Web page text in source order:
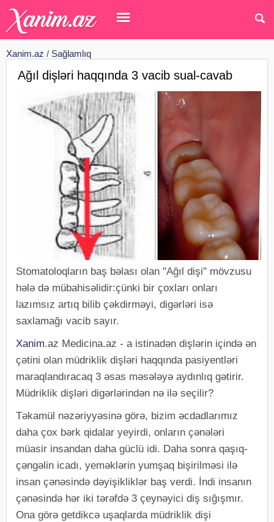
Xanim.az / Sağlamlıq
Ağıl dişləri haqqında 3 vacib sual-cavab
Stomatoloqların baş bəlası olan "Ağıl dişi" mövzusu
hələ də mübahisəlidir:çünki bir çoxları onları
lazımsız artıq bilib çəkdirməyi, digərləri isə
saxlamağı vacib sayır.
Xanim.az Medicina.az - a istinadən dişlərin içində ən
çətini olan müdriklik dişləri haqqında pasiyentləri
maraqlandıracaq 3 əsas məsələyə aydınlıq gətirir.
Müdriklik dişləri digərlərindən nə ilə seçilir?
Təkamül nəzəriyyəsinə görə, bizim əcdadlarımız
daha çox bərk qidalar yeyirdi, onların çənələri
müasir insandan daha güclü idi. Daha sonra qaşıq-
çəngəlin icadı, yeməklərin yumşaq bişirilməsi ilə
insan çənəsində dəyişikliklər baş verdi. İndi insanın
çənəsində hər iki tərəfdə 3 çeynəyici diş sığışmır.
Ona görə getdikcə uşaqlarda müdriklik dişi